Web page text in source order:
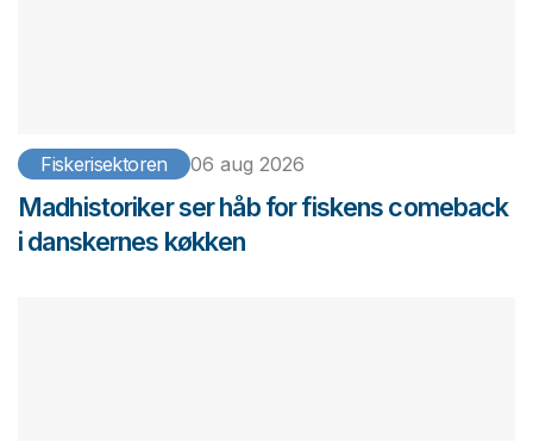
Fiskerisektoren 06 aug 2026
Madhistoriker ser håb for fiskens comeback
i danskernes køkken